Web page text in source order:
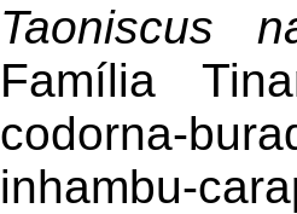
Taoniscus
Família
codorna-
inhambu-